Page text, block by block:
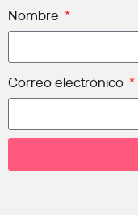
Nombre
Correo electrónico